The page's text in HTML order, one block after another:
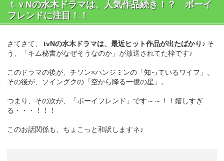
ｔｖNの水木ドラマは、人気作品続き！？ ボーイ
フレンドに注目！！
さてさて、 tvNの水木ドラマは、最近ヒット作品が出たばかり♪ そ
う、「キム秘書がなぜそうなのか」が放送されてた枠です♪
このドラマの後が、チソン×ハンジミンの「知っているワイフ」。
その後が、ソイングクの「空から降る一億の星」。
つまり、その次が、「ボーイフレンド」です～～！！嬉しすぎ
る・・・！！！
このお話関係も、ちょこっと和訳しますネ♪